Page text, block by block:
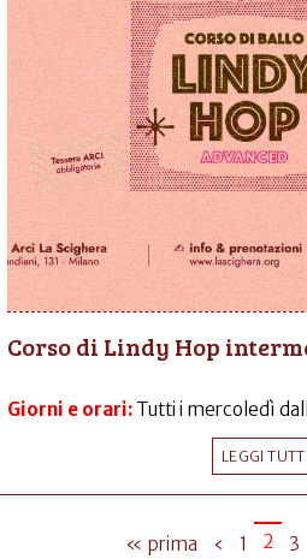
Corso di Lindy Hop
Giorni e orari: Tutti i mercoledì
LEGGI
« prima ‹ 1 2 3